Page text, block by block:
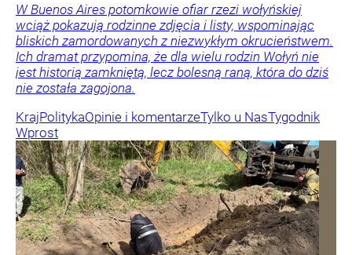
W Buenos Aires potomkowie ofiar rzezi wołyńskiej
wciąż pokazują rodzinne zdjęcia i listy, wspominając
bliskich zamordowanych z niezwykłym okrucieństwem.
Ich dramat przypomina, że dla wielu rodzin Wołyń nie
jest historią zamkniętą, lecz bolesną raną, która do dziś
nie została zagojona.
KrajPolitykaOpinie i komentarzeTylko u NasTygodnik
Wprost